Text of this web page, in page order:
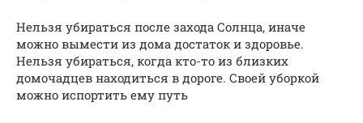
Нельзя убираться после захода Солнца, иначе
можно вымести из дома достаток и здоровье.
Нельзя убираться, когда кто-то из близких
домочадцев находиться в дороге. Своей уборкой
можно испортить ему путь